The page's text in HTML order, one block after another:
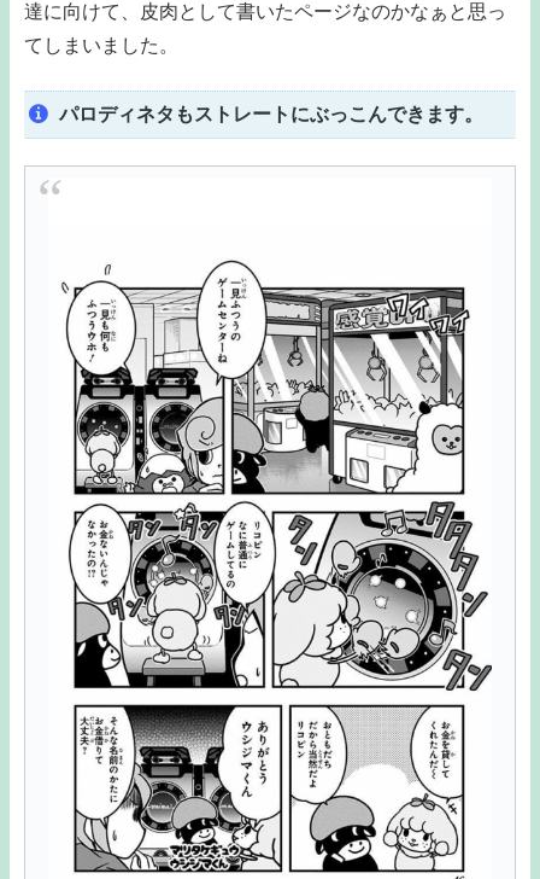
達に向けて、皮肉として書いたページなのかなぁと思っ
てしまいました。
パロディネタもストレートにぶっこんできます。